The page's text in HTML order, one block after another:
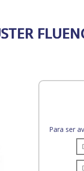
Para ser